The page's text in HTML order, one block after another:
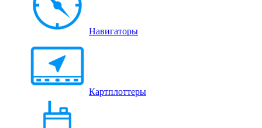
Навигаторы
Картплоттеры